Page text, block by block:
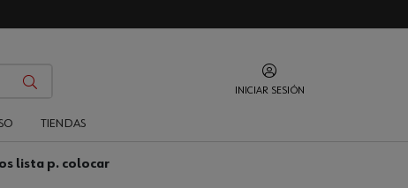
INICIAR SESIÓN
TIENDAS
lista p. colocar